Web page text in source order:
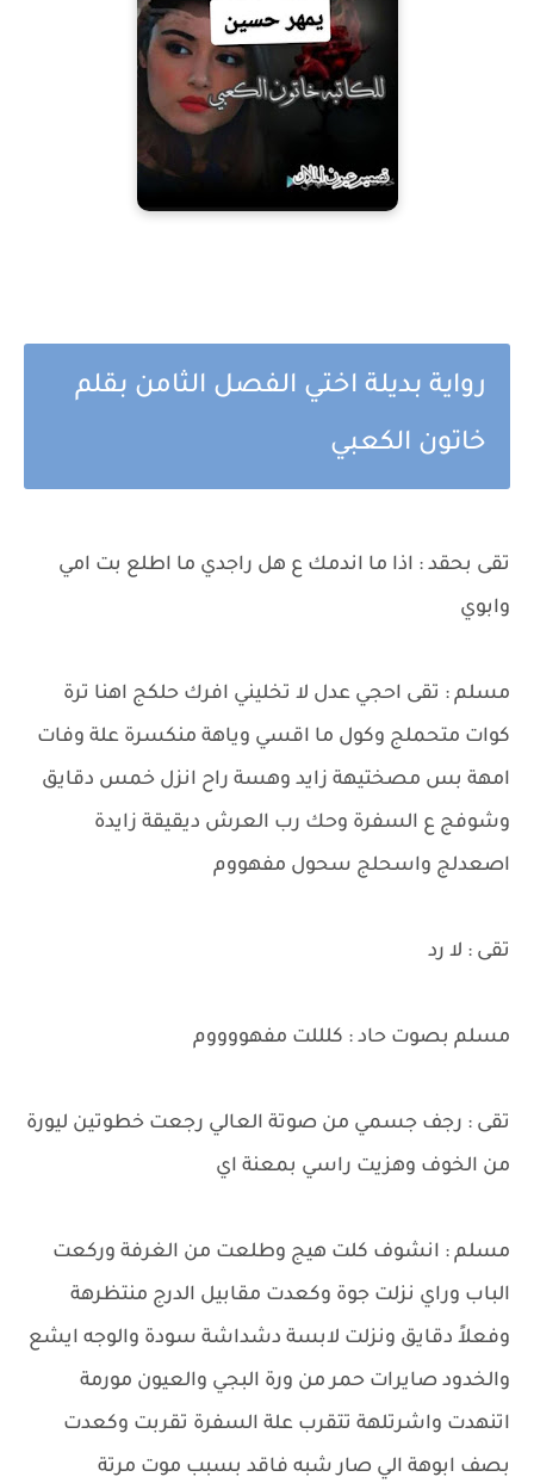
رواية بديلة اختي الفصل الثامن بقلم
خاتون الكعبي
تقى بحقد : اذا ما اندمك ع هل راجدي ما اطلع بت امي
وابوي
مسلم : تقى احجي عدل لا تخليني افرك حلكج اهنا ترة
كوات متحملج وكول ما اقسي وياهة منكسرة علة وفات
امهة بس مصختيهة زايد وهسة راح انزل خمس دقايق
وشوفج ع السفرة وحك رب العرش ديقيقة زايدة
اصعدلج واسحلج سحول مفهووم
تقى : لا رد
مسلم بصوت حاد : كلللت مفهووووم
تقى : رجف جسمي من صوتة العالي رجعت خطوتين ليورة
من الخوف وهزيت راسي بمعنة اي
مسلم : انشوف كلت هيج وطلعت من الغرفة وركعت
الباب وراي نزلت جوة وكعدت مقابيل الدرج منتظرهة
وفعلاً دقايق ونزلت لابسة دشداشة سودة والوجه ايشع
والخدود صايرات حمر من ورة البجي والعيون مورمة
اتنهدت واشرتلهة تتقرب علة السفرة تقربت وكعدت
بصف ابوهة الي صار شبه فاقد بسبب موت مرتة